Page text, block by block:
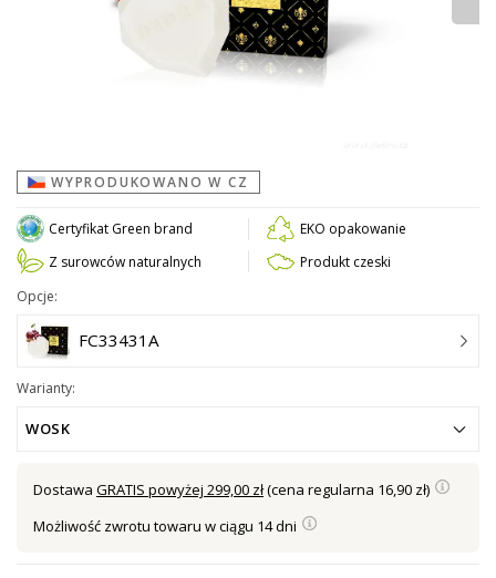
WYPRODUKOWANO W CZ
Certyfikat Green brand
EKO opakowanie
Z surowców naturalnych
Produkt czeski
Opcje:
FC33431A
Warianty:
WOSK
Dostawa GRATIS powyżej 299,00 zł(cena regularna 16,90 zł)
Możliwość zwrotu towaru w ciągu 14 dni